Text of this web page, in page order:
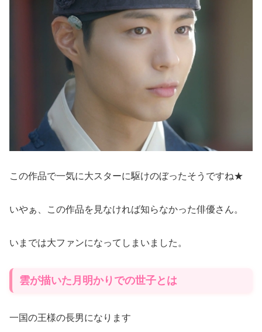
この作品で一気に大スターに駆けのぼったそうですね★
いやぁ、この作品を見なければ知らなかった俳優さん。
いまでは大ファンになってしまいました。
雲が描いた月明かりでの世子とは
一国の王様の長男になります